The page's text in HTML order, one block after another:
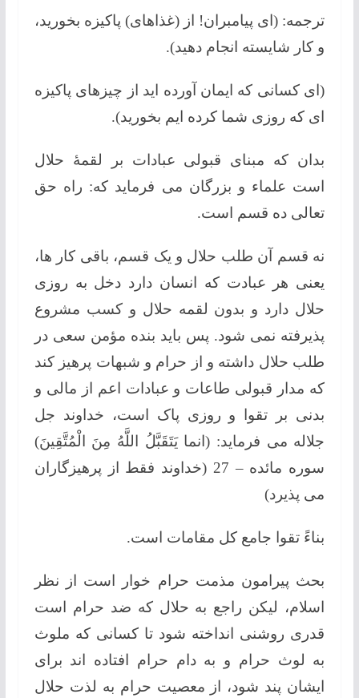
ترجمه: (ای پیامبران! از (غذاهای) پاکیزه بخورید،
و کار شایسته انجام دهید).
(ای کسانی که ایمان آورده اید از چیزهای پاکیزه
ای که روزی شما کرده ایم بخورید).
بدان که مبنای قبولی عبادات بر لقمۀ حلال
است علماء و بزرگان می فرماید که: راه حق
تعالی ده قسم است.
نه قسم آن طلب حلال و یک قسم، باقی کار ها،
یعنی هر عبادت که انسان دارد دخل به روزی
حلال دارد و بدون لقمه حلال و کسب مشروع
پذیرفته نمی شود. پس باید بنده مؤمن سعی در
طلب حلال داشته و از حرام و شبهات پرهیز کند
که مدار قبولی طاعات و عبادات اعم از مالی و
بدنی بر تقوا و روزی پاک است، خداوند جل
جلاله می فرماید: (انما يَتَقَبَّلُ اللَّهُ مِنَ الْمُتَّقِينَ)
سوره مائده – 27 (خداوند فقط از پرهیزگاران
می پذیرد)
بناءً تقوا جامع کل مقامات است.
بحث پیرامون مذمت حرام خوار است از نظر
اسلام، لیکن راجع به حلال که ضد حرام است
قدری روشنی انداخته شود تا کسانی که ملوث
به لوث حرام و به دام حرام افتاده اند برای
ایشان پند شود، از معصیت حرام به لذت حلال